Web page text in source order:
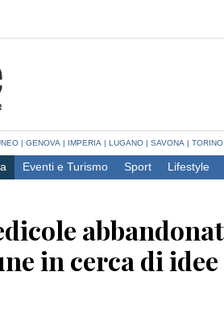
| GENOVA | IMPERIA | LUGANO | SAVONA | TORINO
Eventi e Turismo Sport Lifestyle
in cerca di